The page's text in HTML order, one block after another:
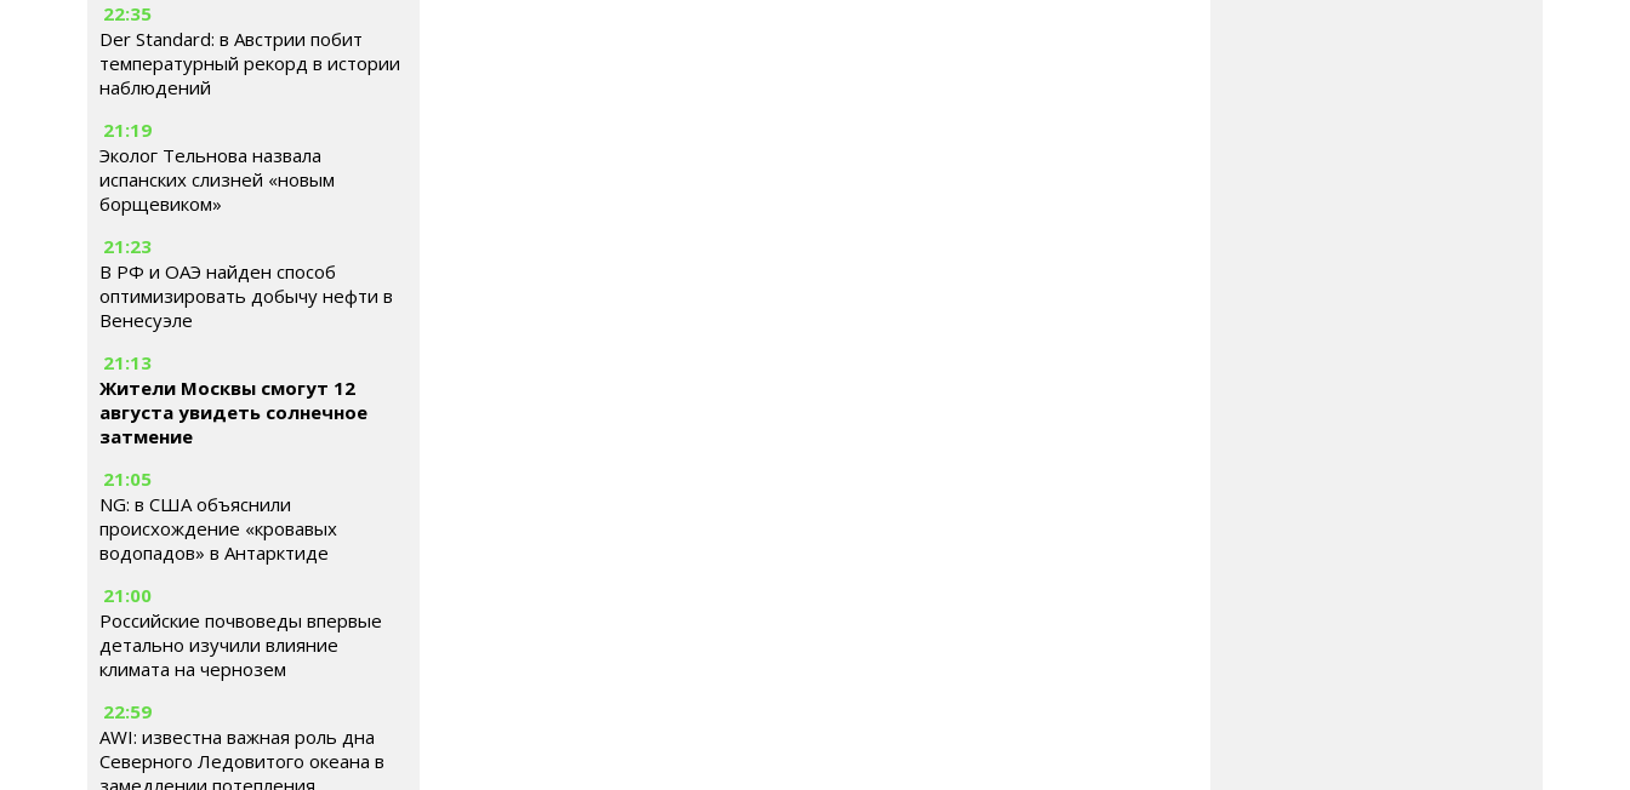
22:35
Der Standard: в Австрии побит
температурный рекорд в истории
наблюдений
21:19
Эколог Тельнова назвала
испанских слизней «новым
борщевиком»
21:23
В РФ и ОАЭ найден способ
оптимизировать добычу нефти в
Венесуэле
21:13
Жители Москвы смогут 12
августа увидеть солнечное
затмение
21:05
NG: в США объяснили
происхождение «кровавых
водопадов» в Антарктиде
21:00
Российские почвоведы впервые
детально изучили влияние
климата на чернозем
22:59
AWI: известна важная роль дна
Северного Ледовитого океана в
замедлении потепления